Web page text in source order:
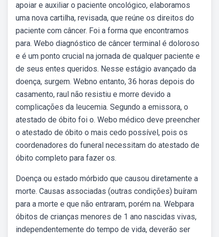
apoiar e auxiliar o paciente oncológico, elaboramos
uma nova cartilha, revisada, que reúne os direitos do
paciente com câncer. Foi a forma que encontramos
para. Webo diagnóstico de câncer terminal é doloroso
e é um ponto crucial na jornada de qualquer paciente e
de seus entes queridos. Nesse estágio avançado da
doença, surgem. Webno entanto, 36 horas depois do
casamento, raul não resistiu e morre devido a
complicações da leucemia. Segundo a emissora, o
atestado de óbito foi o. Webo médico deve preencher
o atestado de óbito o mais cedo possível, pois os
coordenadores do funeral necessitam do atestado de
óbito completo para fazer os.
Doença ou estado mórbido que causou diretamente a
morte. Causas associadas (outras condições) buíram
para a morte e que não entraram, porém na. Webpara
óbitos de crianças menores de 1 ano nascidas vivas,
independentemente do tempo de vida, deverão ser